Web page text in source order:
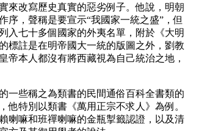
來改寫歷史真實的惡劣例子。他說，明朝
序，聲稱是要宣示“我國家一統之盛”，但
入七十多個國家的外夷名單，附於《大明
標註是在明帝國大一統的版圖之外，劉教
帝本人都沒有將西藏視為自己統治之地，
一些稱之為類書的民間通俗百科全書類的
特別以類書《萬用正宗不求人》為例。
喇嘛和班禪喇嘛的金瓶掣籤認證，以及清